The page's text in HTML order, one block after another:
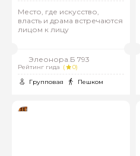
Место, где искусство,
власть и драма встречаются
лицом к лицу
Элеонора.Б 793
Рейтинг гида (
0)
Групповая
Пешком